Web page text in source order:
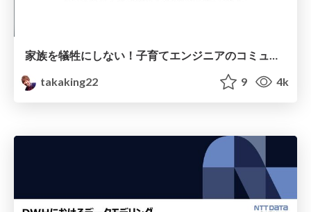
家族を犠牲にしない！子育てエンジニアのコミュニティとの関わり方 / How to Engage with the Community for Parenting Engineers
takaking22
9 4k